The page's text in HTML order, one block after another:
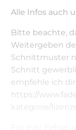
Alle Infos auch
Bitte beachte,
Weitergeben
Schnittmuster
Schnitt
empfehle ich dir
https://
kategorie/